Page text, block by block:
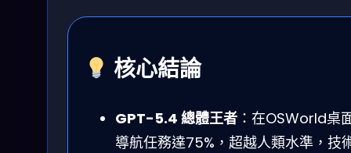
核心結論
GPT-5.4 總體王者 ：在OSWorld桌
導航任務達75%，超越人類水準，技